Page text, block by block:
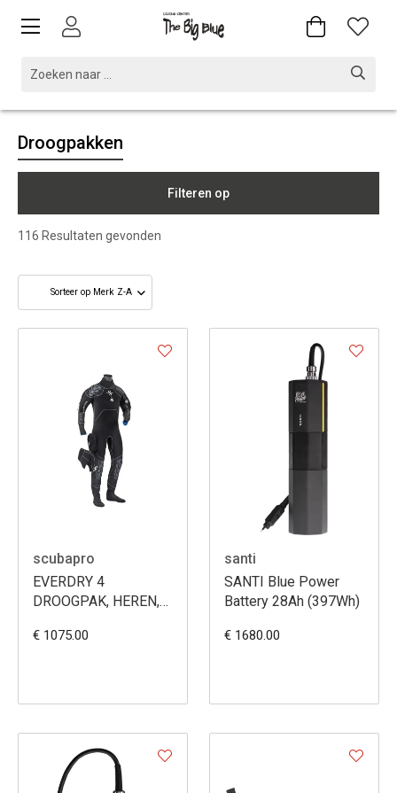
Droogpakken
Filteren op
116 Resultaten gevonden
scubapro
EVERDRY 4
DROOGPAK, HEREN,
€ 1075.00
santi
SANTI Blue Power
Battery 28Ah (397Wh)
€ 1680.00